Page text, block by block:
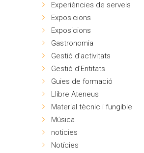
Experiències de serveis
Exposicions
Exposicions
Gastronomia
Gestió d'activitats
Gestió d'Entitats
Guies de formació
Llibre Ateneus
Material tècnic i fungible
Música
noticies
Notícies